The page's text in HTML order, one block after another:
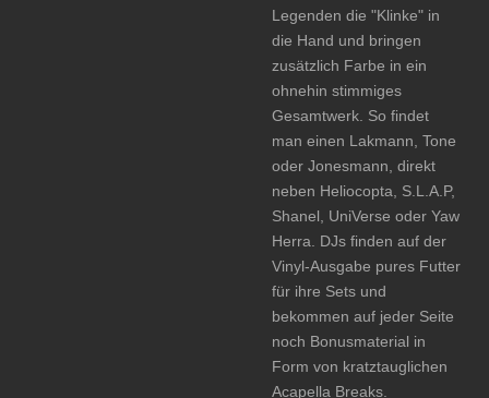
Legenden die "Klinke" in
die Hand und bringen
zusätzlich Farbe in ein
ohnehin stimmiges
Gesamtwerk. So findet
man einen Lakmann, Tone
oder Jonesmann, direkt
neben Heliocopta, S.L.A.P,
Shanel, UniVerse oder Yaw
Herra. DJs finden auf der
Vinyl-Ausgabe pures Futter
für ihre Sets und
bekommen auf jeder Seite
noch Bonusmaterial in
Form von kratztauglichen
Acapella Breaks.